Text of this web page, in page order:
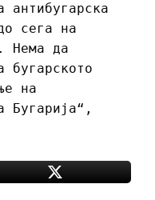
антибугарска
сега на
Нема да
бугарското
на
Бугарија“,